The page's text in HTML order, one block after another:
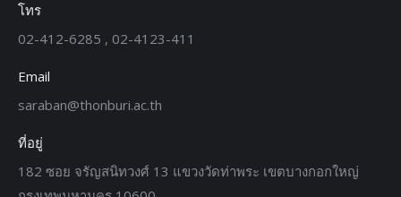
โทร
02-412-6285 , 02-4123-411
Email
saraban@thonburi.ac.th
ที่อยู่
182 ซอย จรัญสนิทวงศ์ 13 แขวงวัดท่าพระ เขตบางกอกใหญ่